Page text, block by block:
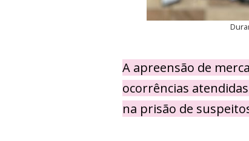
A apreensão de
ocorrências
na prisão de